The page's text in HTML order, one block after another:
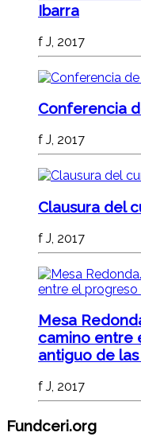
Ibarra
f J, 2017
Conferencia
f J, 2017
Clausura del
f J, 2017
Mesa
camino entre
antiguo de
f J, 2017
Fundceri.org